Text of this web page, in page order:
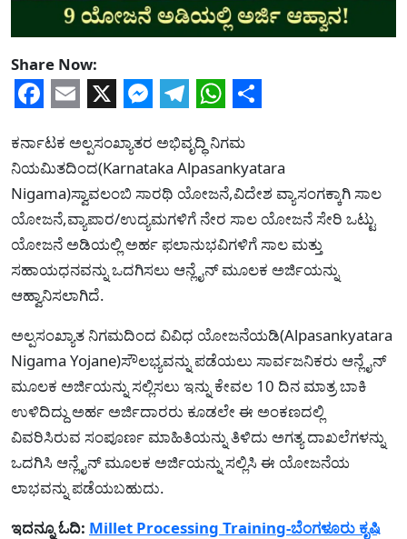
Share Now:
Facebook
Email
X Messenger
Telegram
WhatsApp
Share
ಕರ್ನಾಟಕ ಅಲ್ಪಸಂಖ್ಯಾತರ ಅಭಿವೃದ್ಧಿ ನಿಗಮ
ನಿಯಮಿತದಿಂದ(Karnataka Alpasankyatara
Nigama)ಸ್ವಾವಲಂಬಿ ಸಾರಥಿ ಯೋಜನೆ,ವಿದೇಶ ವ್ಯಾಸಂಗಕ್ಕಾಗಿ ಸಾಲ
ಯೋಜನೆ,ವ್ಯಾಪಾರ/ಉದ್ಯಮಗಳಿಗೆ ನೇರ ಸಾಲ ಯೋಜನೆ ಸೇರಿ ಒಟ್ಟು
ಯೋಜನೆ ಅಡಿಯಲ್ಲಿ ಅರ್ಹ ಫಲಾನುಭವಿಗಳಿಗೆ ಸಾಲ ಮತ್ತು
ಸಹಾಯಧನವನ್ನು ಒದಗಿಸಲು ಆನ್ಲೈನ್ ಮೂಲಕ ಅರ್ಜಿಯನ್ನು
ಆಹ್ವಾನಿಸಲಾಗಿದೆ.
ಅಲ್ಪಸಂಖ್ಯಾತ ನಿಗಮದಿಂದ ವಿವಿಧ ಯೋಜನೆಯಡಿ(Alpasankyatara
Nigama Yojane)ಸೌಲಭ್ಯವನ್ನು ಪಡೆಯಲು ಸಾರ್ವಜನಿಕರು ಆನ್ಲೈನ್
ಮೂಲಕ ಅರ್ಜಿಯನ್ನು ಸಲ್ಲಿಸಲು ಇನ್ನು ಕೇವಲ 10 ದಿನ ಮಾತ್ರ ಬಾಕಿ
ಉಳಿದಿದ್ದು ಅರ್ಹ ಅರ್ಜಿದಾರರು ಕೂಡಲೇ ಈ ಅಂಕಣದಲ್ಲಿ
ವಿವರಿಸಿರುವ ಸಂಪೂರ್ಣ ಮಾಹಿತಿಯನ್ನು ತಿಳಿದು ಅಗತ್ಯ ದಾಖಲೆಗಳನ್ನು
ಒದಗಿಸಿ ಆನ್ಲೈನ್ ಮೂಲಕ ಅರ್ಜಿಯನ್ನು ಸಲ್ಲಿಸಿ ಈ ಯೋಜನೆಯ
ಲಾಭವನ್ನು ಪಡೆಯಬಹುದು.
ಇದನ್ನೂ ಓದಿ: Millet Processing Training-ಬೆಂಗಳೂರು ಕೃಷಿ